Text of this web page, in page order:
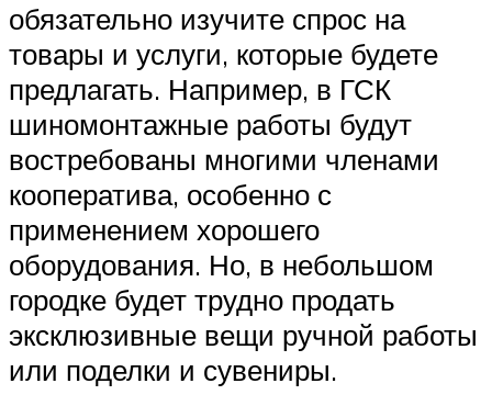
обязательно изучите спрос на
товары и услуги, которые будете
предлагать. Например, в ГСК
шиномонтажные работы будут
востребованы многими членами
кооператива, особенно с
применением хорошего
оборудования. Но, в небольшом
городке будет трудно продать
эксклюзивные вещи ручной работы
или поделки и сувениры.